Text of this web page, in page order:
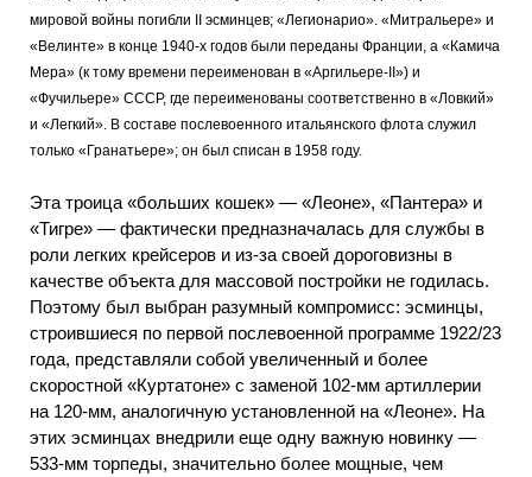
мировой войны погибли II эсминцев; «Легионарио». «Митральере» и
«Велинте» в конце 1940-х годов были переданы Франции, а «Камича
Мера» (к тому времени переименован в «Аргильере-II») и
«Фучильере» СССР, где переименованы соответственно в «Ловкий»
и «Легкий». В составе послевоенного итальянского флота служил
только «Гранатьере»; он был списан в 1958 году.
Эта троица «больших кошек» — «Леоне», «Пантера» и
«Тигре» — фактически предназначалась для службы в
роли легких крейсеров и из-за своей дороговизны в
качестве объекта для массовой постройки не годилась.
Поэтому был выбран разумный компромисс: эсминцы,
строившиеся по первой послевоенной программе 1922/23
года, представляли собой увеличенный и более
скоростной «Куртатоне» с заменой 102-мм артиллерии
на 120-мм, аналогичную установленной на «Леоне». На
этих эсминцах внедрили еще одну важную новинку —
533-мм торпеды, значительно более мощные, чем